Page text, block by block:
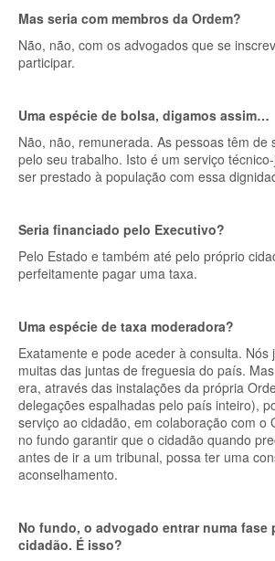
Mas seria com membros da Ordem?
Não, não, com os advogados que se
participar.
Uma espécie de bolsa, digamos assim…
Não, não, remunerada. As pessoas têm de
pelo seu trabalho. Isto é um serviço
ser prestado à população com essa
Seria financiado pelo Executivo?
Pelo Estado e também até pelo próprio
perfeitamente pagar uma taxa.
Uma espécie de taxa moderadora?
Exatamente e pode aceder à consulta. Nós
muitas das juntas de freguesia do país.
era, através das instalações da própria
delegações espalhadas pelo país inteiro),
serviço ao cidadão, em colaboração com o
no fundo garantir que o cidadão quando
antes de ir a um tribunal, possa ter uma
aconselhamento.
No fundo, o advogado entrar numa fase
cidadão. É isso?